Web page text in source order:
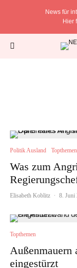
News für
Hier
Politik Ausland Topthemen
Was zum
Elisabeth Koblitz · 8. Juni
Topthemen
Außenmauern
eingestürzt